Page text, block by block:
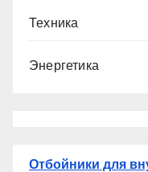
Техника
Энергетика
Отбойники для